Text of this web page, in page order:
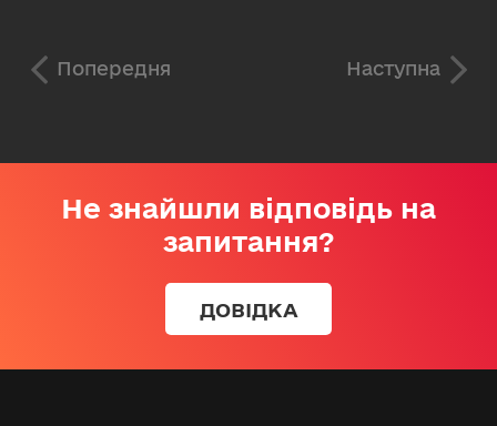
Попередня Наступна
Не знайшли відповідь на
запитання?
ДОВІДКА